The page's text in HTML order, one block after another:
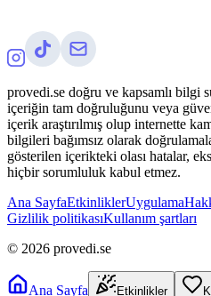
provedi.se doğru ve kapsamlı bilgi
içeriğin tam doğruluğunu veya
içerik araştırılmış olup internette
bilgileri bağımsız olarak
gösterilen içerikteki olası hatalar,
hiçbir sorumluluk kabul etmez.
Ana SayfaEtkinliklerUygulama
Gizlilik politikasıKullanım şartları
© 2026 provedi.se
Ana Sayfa Etkinlikler